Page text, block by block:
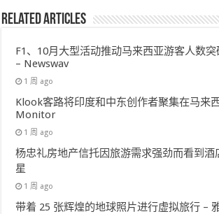
Related Articles
F1、10月大型活动推动马来西亚游客人数
– Newswav
1 周 ago
Klook客路将印度和中东创作者聚集在马来
Monitor
1 周 ago
杨忠礼房地产信托因旅游需求强劲而看到
星
1 周 ago
带着 25 张辉煌的地球照片进行虚拟旅行 –